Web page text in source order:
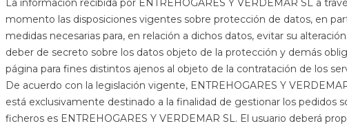
La información recibida por ENTREHOGARES Y VERDEMAR SL a
momento las disposiciones vigentes sobre protección de datos, en
medidas necesarias para, en relación a dichos datos, evitar su
deber de secreto sobre los datos objeto de la protección y demás
página para fines distintos ajenos al objeto de la contratación de los
De acuerdo con la legislación vigente, ENTREHOGARES Y
está exclusivamente destinado a la finalidad de gestionar los pedidos
ficheros es ENTREHOGARES Y VERDEMAR SL. El usuario deberá